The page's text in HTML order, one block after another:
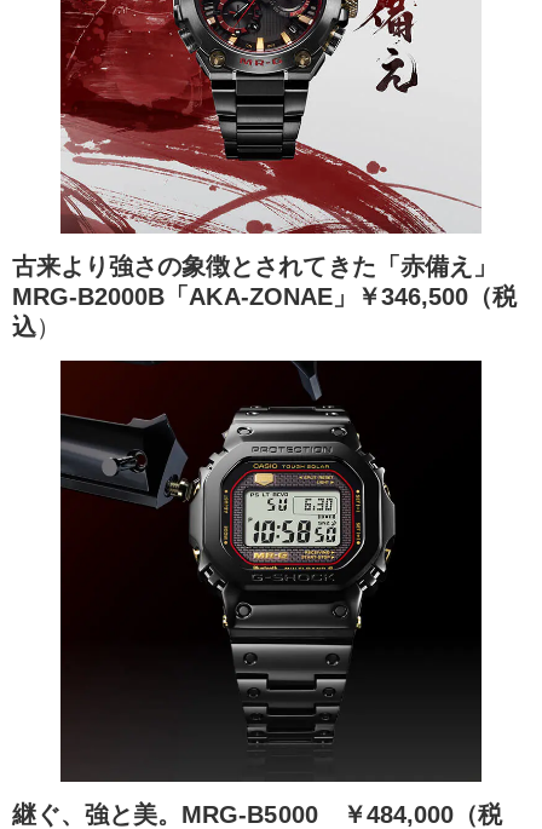
古来より強さの象徴とされてきた「赤備え」
MRG-B2000B「AKA-ZONAE」￥346,500（税
込）
継ぐ、強と美。MRG-B5000
￥484,000（税